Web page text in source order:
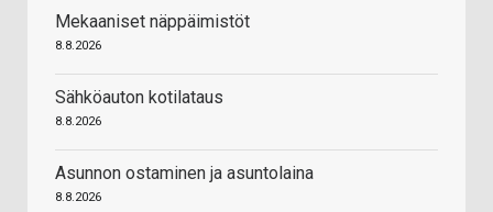
Mekaaniset näppäimistöt
8.8.2026
Sähköauton kotilataus
8.8.2026
Asunnon ostaminen ja asuntolaina
8.8.2026